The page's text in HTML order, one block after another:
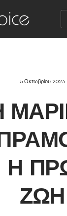
5 Οκτωβρίου 2025
Η
ΖΩΉ